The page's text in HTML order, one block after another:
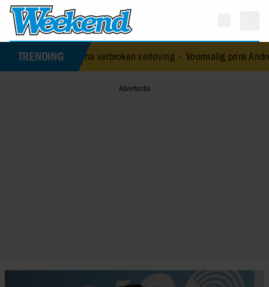
TRENDING
na verbroken verloving•Voormalig prins Andrew werd